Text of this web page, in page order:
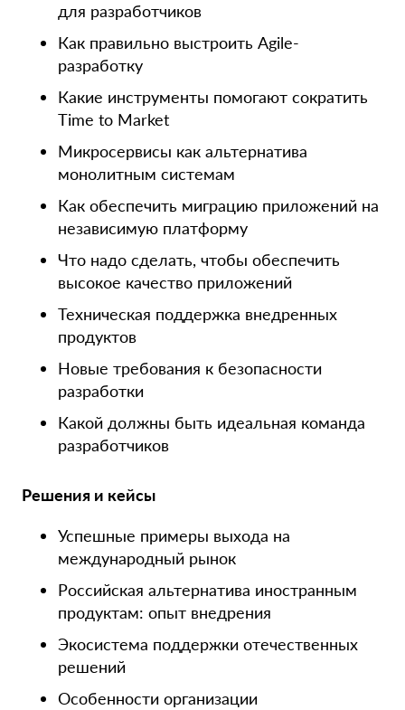
для разработчиков
Как правильно выстроить Agile-
разработку
Какие инструменты помогают сократить
Time to Market
Микросервисы как альтернатива
монолитным системам
Как обеспечить миграцию приложений на
независимую платформу
Что надо сделать, чтобы обеспечить
высокое качество приложений
Техническая поддержка внедренных
продуктов
Новые требования к безопасности
разработки
Какой должны быть идеальная команда
разработчиков
Решения и кейсы
Успешные примеры выхода на
международный рынок
Российская альтернатива иностранным
продуктам: опыт внедрения
Экосистема поддержки отечественных
решений
Особенности организации